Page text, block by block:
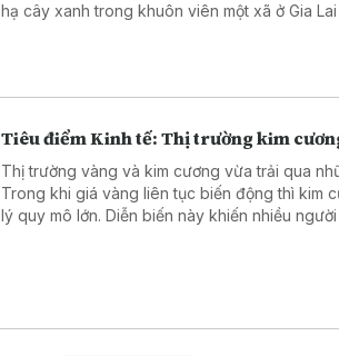
hạ cây xanh trong khuôn viên một xã ở Gia Lai 4/ Phạt tù 14 bị cáo trong vụ
Tiêu điểm Kinh tế: Thị trường kim
Thị trường vàng và kim cương vừa trải qua
Trong khi giá vàng liên tục biến động thì kim
lý quy mô lớn. Diễn biến này khiến nhiều người đặt ra câu hỏi về pháp lý và lựa